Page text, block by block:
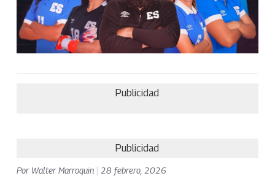
Publicidad
Publicidad
Por Walter Marroquin 28 febrero, 2026